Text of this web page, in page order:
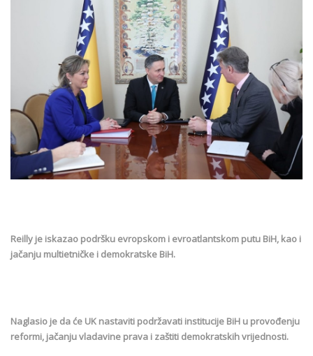
Reilly je iskazao podršku evropskom i evroatlantskom putu BiH, kao i
jačanju multietničke i demokratske BiH.
Naglasio je da će UK nastaviti podržavati institucije BiH u provođenju
reformi, jačanju vladavine prava i zaštiti demokratskih vrijednosti.